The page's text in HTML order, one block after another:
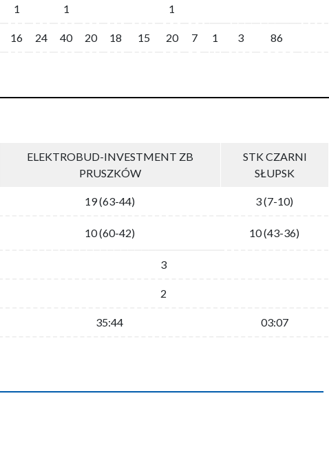
1 1 1
16 24 40 20 18 15 20 7 1 3 86
ELEKTROBUD-INVESTMENT ZB
PRUSZKÓW
STK CZARNI
SŁUPSK
19 (63-44)
3 (7-10)
10 (60-42) 10 (43-36)
3
2
35:44 03:07